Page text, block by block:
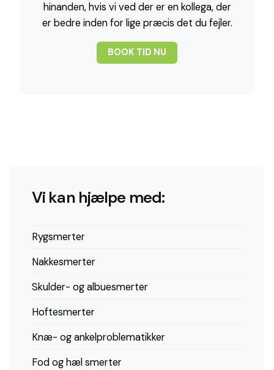
hinanden, hvis vi ved der er en kollega, der
er bedre inden for lige præcis det du fejler.
BOOK TID NU
Vi kan hjælpe med:
Rygsmerter
Nakkesmerter
Skulder- og albuesmerter
Hoftesmerter
Knæ- og ankelproblematikker
Fod og hæl smerter